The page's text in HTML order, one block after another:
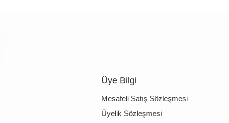
Üye Bilgi
Mesafeli Satış Sözleşmesi
Üyelik Sözleşmesi